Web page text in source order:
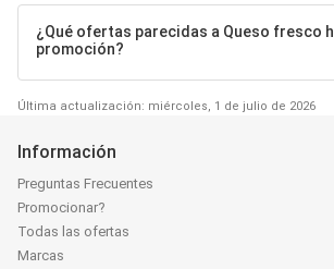
¿Qué ofertas parecidas a Queso fresco
promoción?
Última actualización: miércoles, 1 de julio de 2026
Información
Preguntas Frecuentes
Promocionar?
Todas las ofertas
Marcas